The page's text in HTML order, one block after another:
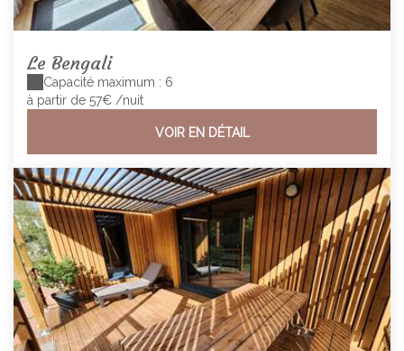
Le Bengali
Capacité maximum : 6
à partir de 57€ /nuit
VOIR EN DÉTAIL